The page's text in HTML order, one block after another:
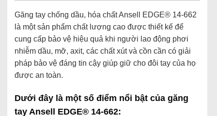
Găng tay chống dầu, hóa chất Ansell EDGE® 14-662
là một sản phẩm chất lượng cao được thiết kế để
cung cấp bảo vệ hiệu quả khi người lao động phơi
nhiễm dầu, mỡ, axit, các chất xút và cồn cần có giải
pháp bảo vệ đáng tin cậy giúp giữ cho đôi tay của họ
được an toàn.
Dưới đây là một số điểm nổi bật của găng
tay Ansell EDGE® 14-662: